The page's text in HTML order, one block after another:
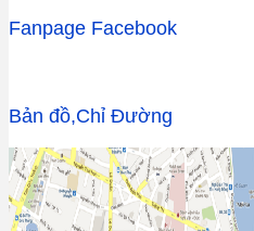
Fanpage Facebook
Bản đồ,Chỉ Đường